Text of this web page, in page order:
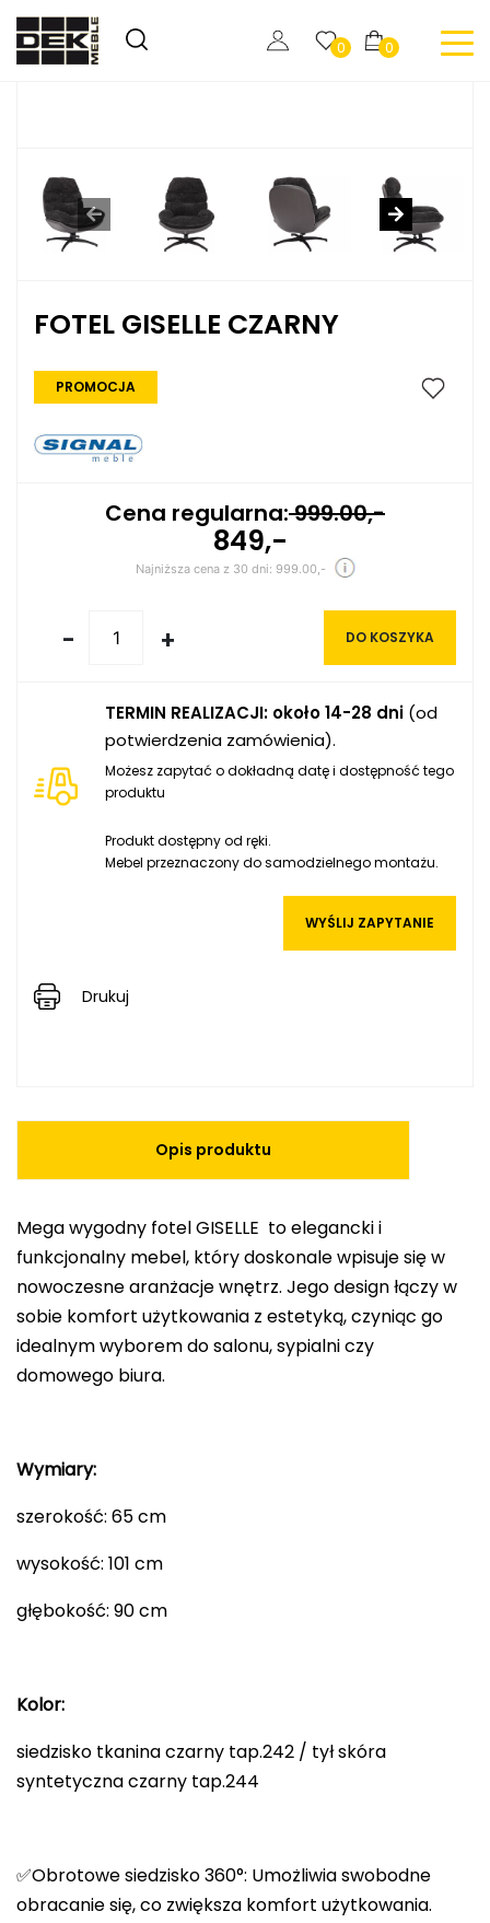
0 0
FOTEL GISELLE CZARNY
PROMOCJA
Cena regularna:999.00,-
849,-
Najniższa cena z 30 dni: 999.00,-
- + DO KOSZYKA
TERMIN REALIZACJI: około 14-28 dni (od
potwierdzenia zamówienia).
Możesz zapytać o dokładną datę i dostępność tego
produktu
Produkt dostępny od ręki.
Mebel przeznaczony do samodzielnego montażu.
WYŚLIJ ZAPYTANIE
Drukuj
Opis produktu
Mega wygodny fotel GISELLE to elegancki i
funkcjonalny mebel, który doskonale wpisuje się w
nowoczesne aranżacje wnętrz. Jego design łączy w
sobie komfort użytkowania z estetyką, czyniąc go
idealnym wyborem do salonu, sypialni czy
domowego biura.
Wymiary:
szerokość: 65 cm
wysokość: 101 cm
głębokość: 90 cm
Kolor:
siedzisko tkanina czarny tap.242 / tył skóra
syntetyczna czarny tap.244
✅Obrotowe siedzisko 360°: Umożliwia swobodne
obracanie się, co zwiększa komfort użytkowania.